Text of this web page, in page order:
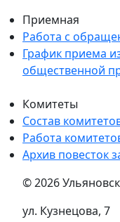
Приемная
Работа с
График приема
общественной
Комитеты
Состав
Работа
Архив повесток
© 2026
ул. Кузнецова, 7